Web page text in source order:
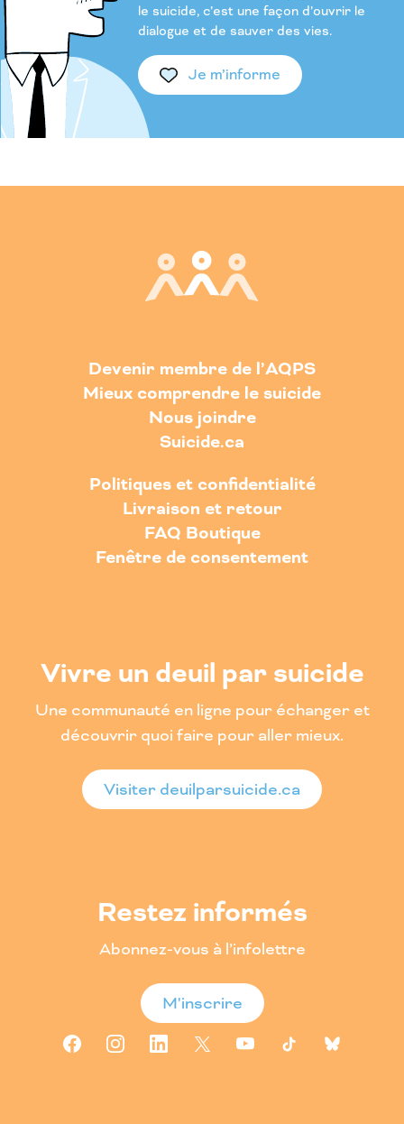
le suicide, c’est une façon d’ouvrir le
dialogue et de sauver des vies.
Je m’informe
Devenir membre de l’AQPS
Mieux comprendre le suicide
Nous joindre
Suicide.ca
Politiques et confidentialité
Livraison et retour
FAQ Boutique
Fenêtre de consentement
Vivre un deuil par suicide
Une communauté en ligne pour échanger et
découvrir quoi faire pour aller mieux.
Visiter deuilparsuicide.ca
Restez informés
Abonnez-vous à l’infolettre
M'inscrire